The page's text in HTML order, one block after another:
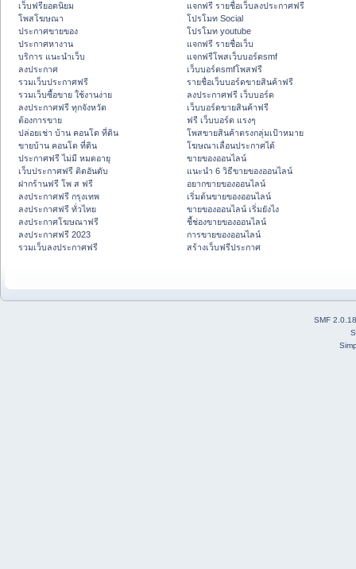
เว็บฟรียอดนิยม
โพสโฆษณา
ประกาศขายของ
ประกาศหางาน
บริการ แนะนำเว็บ
ลงประกาศ
รวมเว็บประกาศฟรี
รวมเว็บซื้อขาย ใช้งานง่าย
ลงประกาศฟรี ทุกจังหวัด
ต้องการขาย
ปล่อยเช่า บ้าน คอนโด ที่ดิน
ขายบ้าน คอนโด ที่ดิน
ประกาศฟรี ไม่มี หมดอายุ
เว็บประกาศฟรี ติดอันดับ
ฝากร้านฟรี โพ ส ฟรี
ลงประกาศฟรี กรุงเทพ
ลงประกาศฟรี ทั่วไทย
ลงประกาศโฆษณาฟรี
ลงประกาศฟรี 2023
รวมเว็บลงประกาศฟรี
แจกฟรี รายชื่อเว็บลงประกาศฟรี
โปรโมท Social
โปรโมท youtube
แจกฟรี รายชื่อเว็บ
แจกฟรีโพสเว็บบอร์ดsmf
เว็บบอร์ดsmfโพสฟรี
รายชื่อเว็บบอร์ดขายสินค้าฟรี
ลงประกาศฟรี เว็บบอร์ด
เว็บบอร์ดขายสินค้าฟรี
ฟรี เว็บบอร์ด แรงๆ
โพสขายสินค้าตรงกลุ่มเป้าหมาย
โฆษณาเลื่อนประกาศได้
ขายของออนไลน์
แนะนำ 6 วิธีขายของออนไลน์
อยากขายของออนไลน์
เริ่มต้นขายของออนไลน์
ขายของออนไลน์ เริ่มยังไง
ชี้ช่องขายของออนไลน์
การขายของออนไลน์
สร้างเว็บฟรีประกาศ
SMF 2.0.18